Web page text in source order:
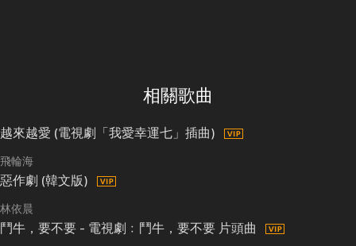
相關歌曲
越來越愛 (電視劇「我愛幸運七」插曲)
飛輪海
惡作劇 (韓文版)
林依晨
鬥牛，要不要 - 電視劇﹕鬥牛，要不要 片頭曲